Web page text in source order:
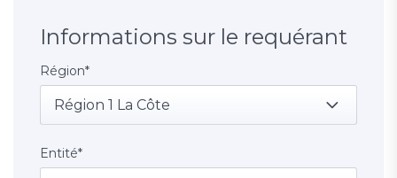
Informations sur le requérant
Région*
Région 1 La Côte
Entité*